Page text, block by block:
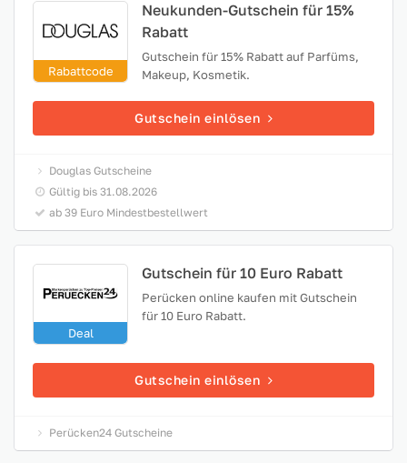
Rabattcode
Neukunden-Gutschein für 15%
Rabatt
Gutschein für 15% Rabatt auf Parfüms,
Makeup, Kosmetik.
Gutschein einlösen
Douglas Gutscheine
Gültig bis 31.08.2026
ab 39 Euro Mindestbestellwert
Deal
Gutschein für 10 Euro Rabatt
Perücken online kaufen mit Gutschein
für 10 Euro Rabatt.
Gutschein einlösen
Perücken24 Gutscheine